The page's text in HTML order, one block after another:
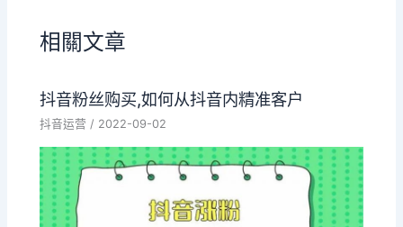
相關文章
抖音粉丝购买,如何从抖音内精准客户
抖音运营 / 2022-09-02